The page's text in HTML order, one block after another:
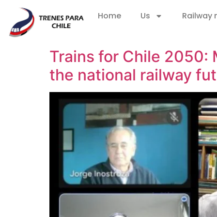
Home Us Railway
Trains for Chile 2050:
the national railway